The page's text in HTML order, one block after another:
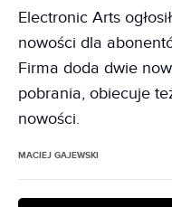
Electronic Arts
nowości dla
Firma doda dwie
pobrania, obiecuje
nowości.
MACIEJ GAJEWSKI